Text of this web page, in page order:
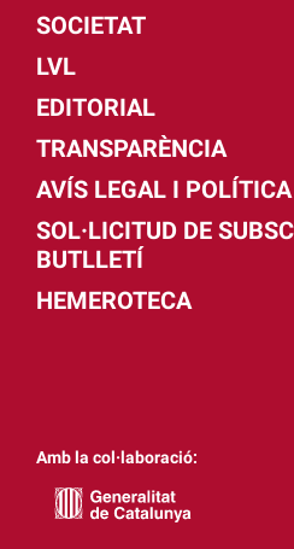
SOCIETAT
LVL
EDITORIAL
TRANSPARÈNCIA
AVÍS LEGAL I
SOL·LICITUD DE
BUTLLETÍ
HEMEROTECA
Amb la col·laboració: